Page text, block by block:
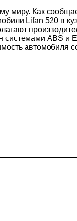
миру. Как
Lifan 520 в
ABS и
автомобиля